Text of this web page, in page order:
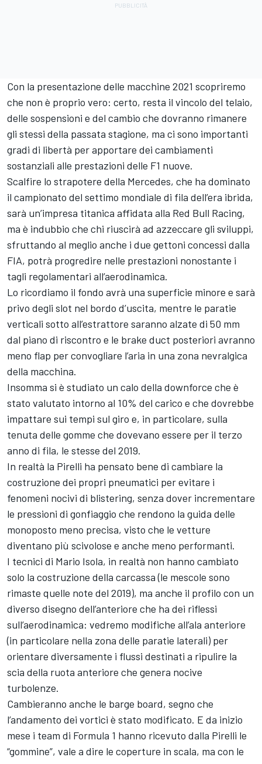
Con la presentazione delle macchine 2021 scopriremo
che non è proprio vero: certo, resta il vincolo del telaio,
delle sospensioni e del cambio che dovranno rimanere
gli stessi della passata stagione, ma ci sono importanti
gradi di libertà per apportare dei cambiamenti
sostanziali alle prestazioni delle F1 nuove.
Scalfire lo strapotere della Mercedes, che ha dominato
il campionato del settimo mondiale di fila dell’era ibrida,
sarà un’impresa titanica affidata alla Red Bull Racing,
ma è indubbio che chi riuscirà ad azzeccare gli sviluppi,
sfruttando al meglio anche i due gettoni concessi dalla
FIA, potrà progredire nelle prestazioni nonostante i
tagli regolamentari all’aerodinamica.
Lo ricordiamo il fondo avrà una superficie minore e sarà
privo degli slot nel bordo d’uscita, mentre le paratie
verticali sotto all’estrattore saranno alzate di 50 mm
dal piano di riscontro e le brake duct posteriori avranno
meno flap per convogliare l’aria in una zona nevralgica
della macchina.
Insomma si è studiato un calo della downforce che è
stato valutato intorno al 10% del carico e che dovrebbe
impattare sui tempi sul giro e, in particolare, sulla
tenuta delle gomme che dovevano essere per il terzo
anno di fila, le stesse del 2019.
In realtà la Pirelli ha pensato bene di cambiare la
costruzione dei propri pneumatici per evitare i
fenomeni nocivi di blistering, senza dover incrementare
le pressioni di gonfiaggio che rendono la guida delle
monoposto meno precisa, visto che le vetture
diventano più scivolose e anche meno performanti.
I tecnici di Mario Isola, in realtà non hanno cambiato
solo la costruzione della carcassa (le mescole sono
rimaste quelle note del 2019), ma anche il profilo con un
diverso disegno dell’anteriore che ha dei riflessi
sull’aerodinamica: vedremo modifiche all’ala anteriore
(in particolare nella zona delle paratie laterali) per
orientare diversamente i flussi destinati a ripulire la
scia della ruota anteriore che genera nocive
turbolenze.
Cambieranno anche le barge board, segno che
l’andamento dei vortici è stato modificato. E da inizio
mese i team di Formula 1 hanno ricevuto dalla Pirelli le
“gommine”, vale a dire le coperture in scala, ma con le